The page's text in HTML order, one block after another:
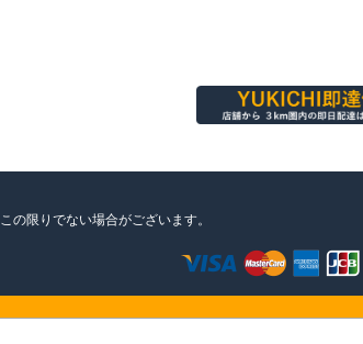
この限りでない場合がございます。